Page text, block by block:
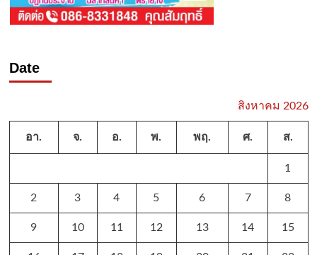
Date
สิงหาคม 2026
อา. จ. อ. พ. พฤ. ศ. ส.
1
2 3 4 5 6 7 8
9 10 11 12 13 14 15